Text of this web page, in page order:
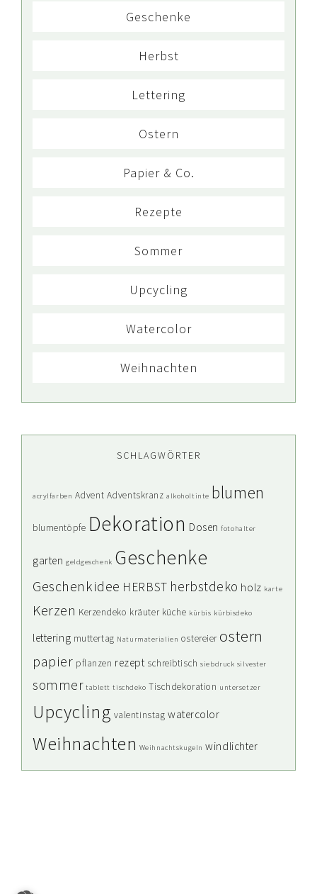
Geschenke
Herbst
Lettering
Ostern
Papier & Co.
Rezepte
Sommer
Upcycling
Watercolor
Weihnachten
SCHLAGWÖRTER
acrylfarben Advent Adventskranz alkoholtinte blumen
blumentöpfe Dekoration Dosen fotohalter
garten geldgeschenk Geschenke
Geschenkidee HERBST herbstdeko holz karte
Kerzen Kerzendeko kräuter küche kürbis kürbisdeko
lettering muttertag Naturmaterialien ostereier ostern
papier pflanzen rezept schreibtisch siebdruck silvester
sommer tablett tischdeko Tischdekoration untersetzer
Upcycling valentinstag watercolor
Weihnachten Weihnachtskugeln windlichter